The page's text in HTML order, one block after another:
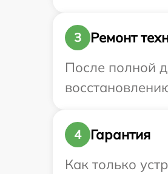
3
Ремонт
После полной
4
Гарантия
Как только